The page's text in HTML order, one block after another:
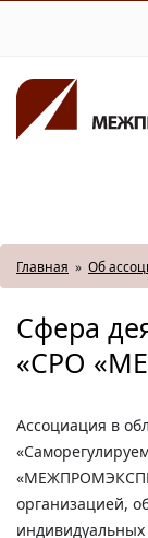
Главная » Об
Сфера
«СРО
Ассоциация в
организацией,